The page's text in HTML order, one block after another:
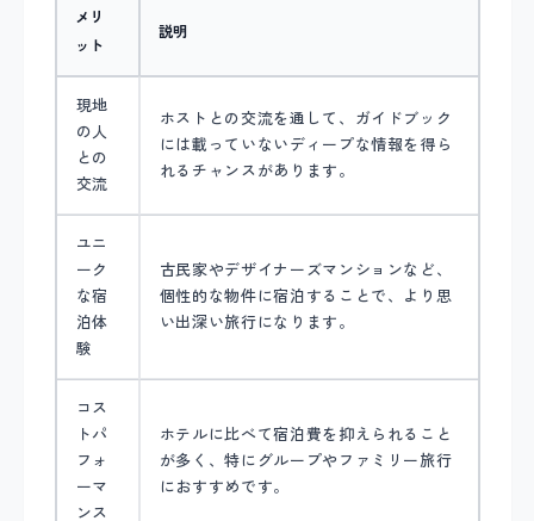
メリ
ット
説明
現地
の人
との
交流
ホストとの交流を通して、ガイドブック
には載っていないディープな情報を得ら
れるチャンスがあります。
ユニ
ーク
な宿
泊体
験
古民家やデザイナーズマンションなど、
個性的な物件に宿泊することで、より思
い出深い旅行になります。
コス
トパ
フォ
ーマ
ンス
ホテルに比べて宿泊費を抑えられること
が多く、特にグループやファミリー旅行
におすすめです。